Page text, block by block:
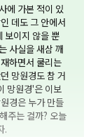
에 가본 적이 있
데도 그 안에서
보이지 않을 뿐
사실을 새삼 깨
하면서 쿨리는
망원경도 참 거
망원경'은 이보
경은 누가 만들
주는 걸까? 오늘
.